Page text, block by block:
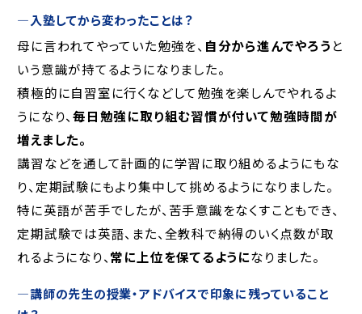
―入塾してから変わったことは？
母に言われてやっていた勉強を、 自分から進んでやろう と
いう意識が持てるようになりました。
積極的に自習室に行くなどして勉強を楽しんでやれるよ
うになり、毎日勉強に取り組む習慣が付いて勉強時間が
増えました。
講習などを通して計画的に学習に取り組めるようにもな
り、定期試験にもより集中して挑めるようになりました。
特に英語が苦手でしたが、苦手意識をなくすこともでき、
定期試験では英語、また、全教科で納得のいく点数が取
れるようになり、 常に上位を保てるようになりました。
―講師の先生の授業・アドバイスで印象に残っていること